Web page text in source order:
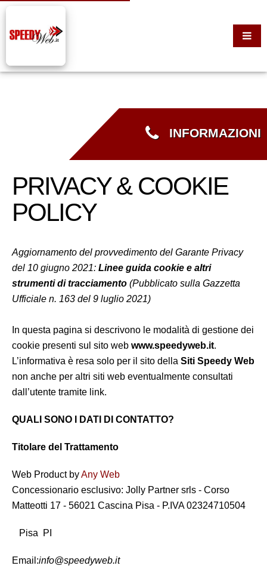
INFORMAZIONI
PRIVACY & COOKIE
POLICY
Aggiornamento del provvedimento del Garante Privacy
del 10 giugno 2021: Linee guida cookie e altri
strumenti di tracciamento (Pubblicato sulla Gazzetta
Ufficiale n. 163 del 9 luglio 2021)
In questa pagina si descrivono le modalità di gestione dei
cookie presenti sul sito web www.speedyweb.it.
L’informativa è resa solo per il sito della Siti Speedy Web
non anche per altri siti web eventualmente consultati
dall’utente tramite link.
QUALI SONO I DATI DI CONTATTO?
Titolare del Trattamento
Web Product byAny Web
Concessionario esclusivo: Jolly Partner srls - Corso
Matteotti 17 - 56021 Cascina Pisa - P.IVA 02324710504
Pisa PI
Email:info@speedyweb.it